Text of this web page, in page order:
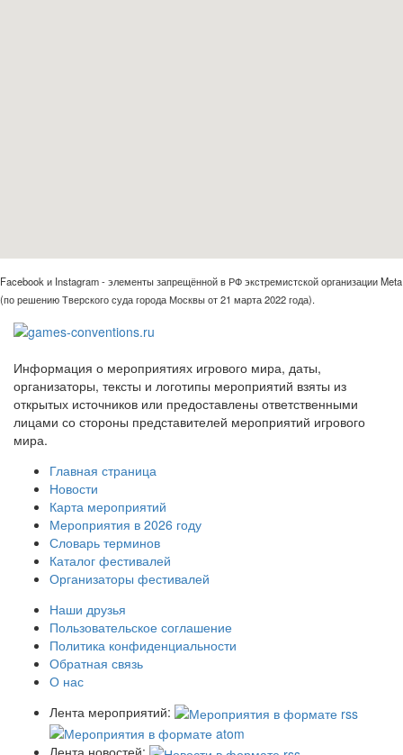
Facebook и Instagram - элементы запрещённой в РФ экстремистской организации Meta
(по решению Тверского суда города Москвы от 21 марта 2022 года).
Информация о мероприятиях игрового мира, даты,
организаторы, тексты и логотипы мероприятий взяты из
открытых источников или предоставлены ответственными
лицами со стороны представителей мероприятий игрового
мира.
Главная страница
Новости
Карта мероприятий
Мероприятия в 2026 году
Словарь терминов
Каталог фестивалей
Организаторы фестивалей
Наши друзья
Пользовательское соглашение
Политика конфиденциальности
Обратная связь
О нас
Лента мероприятий: